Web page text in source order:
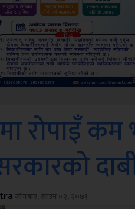
रोपाइँ
सोमबार, साउन ०२, २०७९